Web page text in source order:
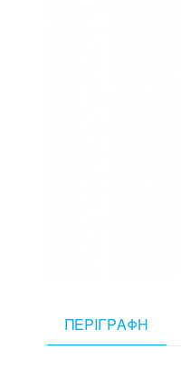
ΠΕΡΙΓΡΑΦΉ